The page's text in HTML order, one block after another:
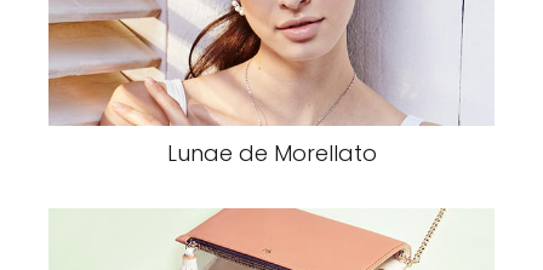
Lunae de Morellato